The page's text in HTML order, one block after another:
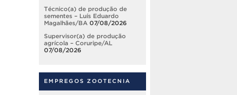
Técnico(a) de produção de
sementes – Luís Eduardo
Magalhães/BA 07/08/2026
Supervisor(a) de produção
agrícola – Coruripe/AL
07/08/2026
EMPREGOS ZOOTECNIA